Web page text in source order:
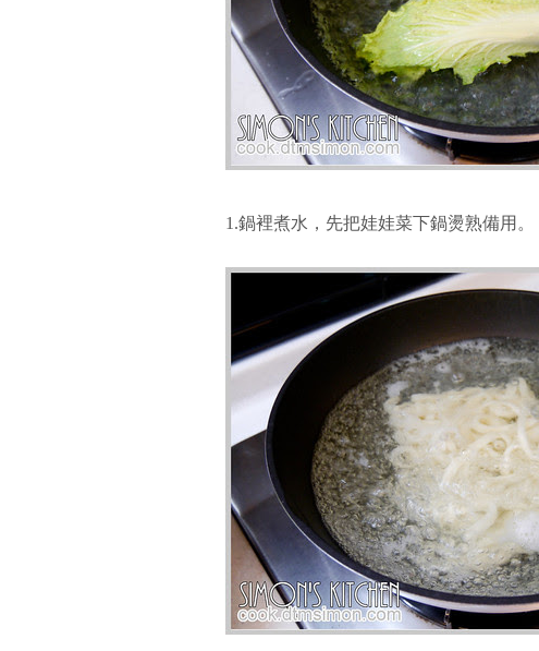
1.鍋裡煮水，先把娃娃菜下鍋燙熟備用。